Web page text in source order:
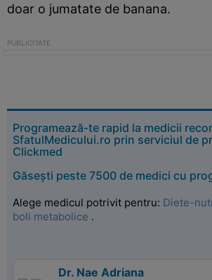
doar o jumatate de banana.
Programează-te rapid la medicii
SfatulMedicului.ro prin serviciul de
Clickmed
Găsești peste 7500 de medici cu
Alege medicul potrivit pentru: Diete-
boli metabolice .
Dr. Nae Adriana